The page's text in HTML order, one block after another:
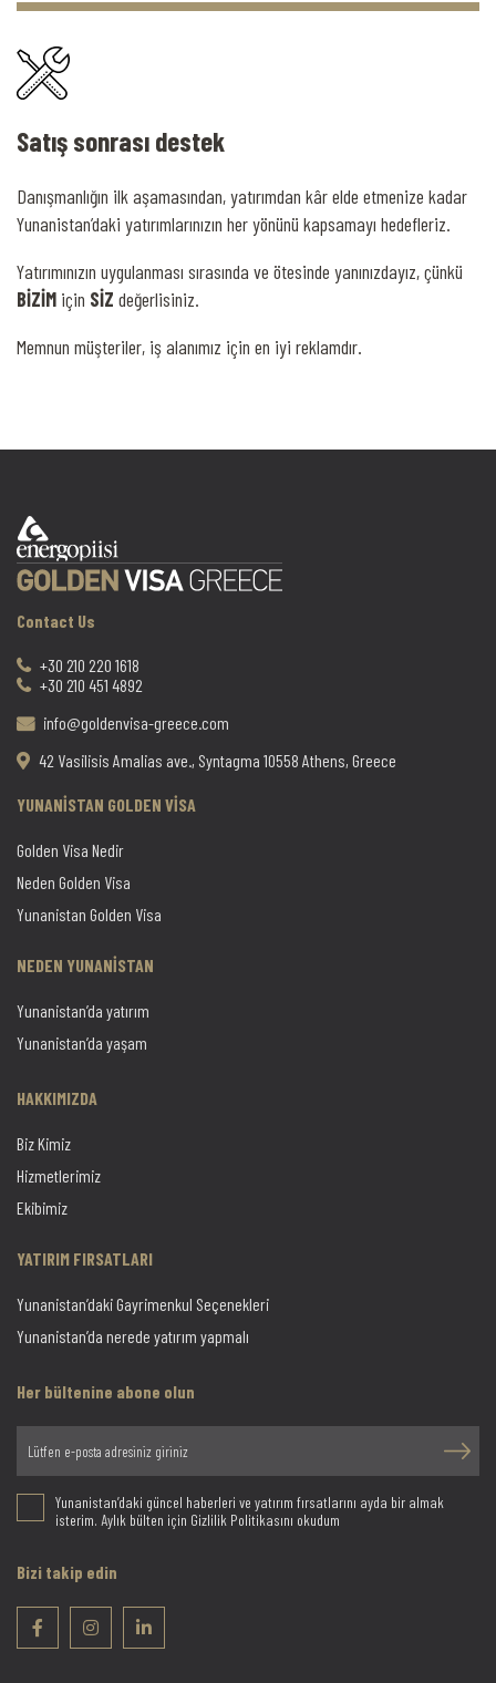
Satış sonrası destek
Danışmanlığın ilk aşamasından, yatırımdan kâr elde etmenize kadar
Yunanistan’daki yatırımlarınızın her yönünü kapsamayı hedefleriz.
Yatırımınızın uygulanması sırasında ve ötesinde yanınızdayız, çünkü
BİZİM için SİZ değerlisiniz.
Memnun müşteriler, iş alanımız için en iyi reklamdır.
Contact Us
+30 210 220 1618
+30 210 451 4892
info@goldenvisa-greece.com
42 Vasilisis Amalias ave., Syntagma 10558 Athens, Greece
YUNANİSTAN GOLDEN VİSA
Golden Visa Nedir
Neden Golden Visa
Yunanistan Golden Visa
NEDEN YUNANİSTAN
Yunanistan’da yatırım
Yunanistan’da yaşam
HAKKIMIZDA
Biz Kimiz
Hizmetlerimiz
Ekibimiz
YATIRIM FIRSATLARI
Yunanistan’daki Gayrimenkul Seçenekleri
Yunanistan’da nerede yatırım yapmalı
Her bültenine abone olun
Yunanistan’daki güncel haberleri ve yatırım fırsatlarını ayda bir almak
isterim. Aylık bülten için Gizlilik Politikasını okudum
Bizi takip edin